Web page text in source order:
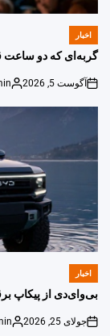
POSTED
IN
اخبار
گربه‌ای که دو ساعت
on
آگوست 5, 2026
POSTED
اخبار
بی‌وای‌دی از پیکاپ
on
جولای 25, 2026